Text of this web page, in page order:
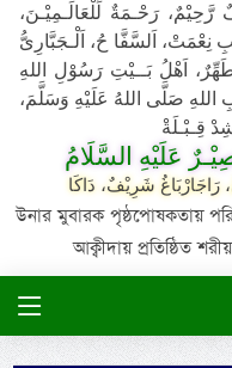
رَحْـمَةٌ لِّلْعَالَـمِيْـنَ،
اَلسَّفَّا حُ، اَلْـجَبَّارِىُّ
اَهْلُ بَــيْتِ رَسُوْلِ اللهِ
صَلَّى اللهُ عَلَيْهِ وَسَلَّمَ،
قِـبْـلَةْ
عَلَيْهِ السَّلَامُ
رَاجَارْبَاغُ شَرِيْفٌ، دَاكَا
উনার মুবারক পৃষ্ঠপোষকতায়
আক্বীদায় প্রতিষ্ঠিত